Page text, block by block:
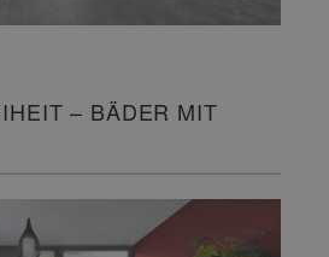
– BÄDER MIT